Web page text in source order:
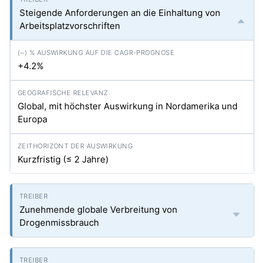
Steigende Anforderungen an die Einhaltung von
Arbeitsplatzvorschriften
+4.2%
Global, mit höchster Auswirkung in Nordamerika und
Europa
Kurzfristig (≤ 2 Jahre)
Zunehmende globale Verbreitung von
Drogenmissbrauch